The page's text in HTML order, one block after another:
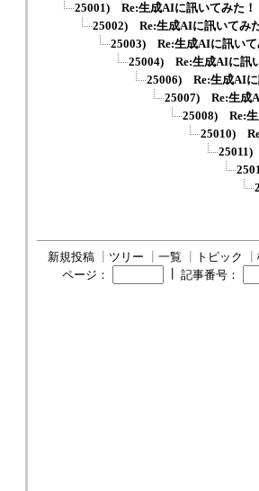
25001) Re:生成AIに訊いてみた！
25002) Re:生成AIに訊いてみ
25003) Re:生成AIに訊いて
25004) Re:生成AIに訊
25006) Re:生成AIに
25007) Re:生成
25008) Re:生
25010)
新規投稿 ツリー 一覧 トピック
ページ：
記事番号：